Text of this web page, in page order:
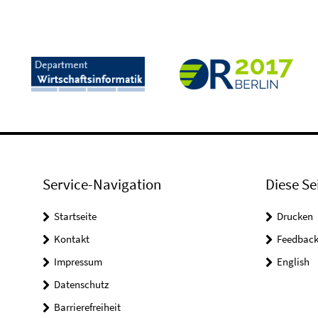
Service-Navigation
Startseite
Kontakt
Impressum
Datenschutz
Barrierefreiheit
Diese
Drucken
Feedback
English